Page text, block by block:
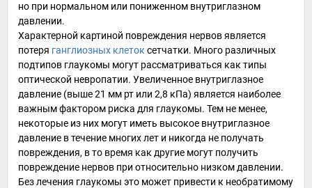
но при нормальном или пониженном внутриглазном
давлении.
Характерной картиной повреждения нервов является
потеря ганглиозных клеток сетчатки. Много различных
подтипов глаукомы могут рассматриваться как типы
оптической невропатии. Увеличенное внутриглазное
давление (выше 21 мм рт или 2,8 кПа) является наиболее
важным фактором риска для глаукомы. Тем не менее,
некоторые из них могут иметь высокое внутриглазное
давление в течение многих лет и никогда не получать
повреждения, в то время как другие могут получить
повреждение нервов при относительно низком давлении.
Без лечения глаукомы это может привести к необратимому